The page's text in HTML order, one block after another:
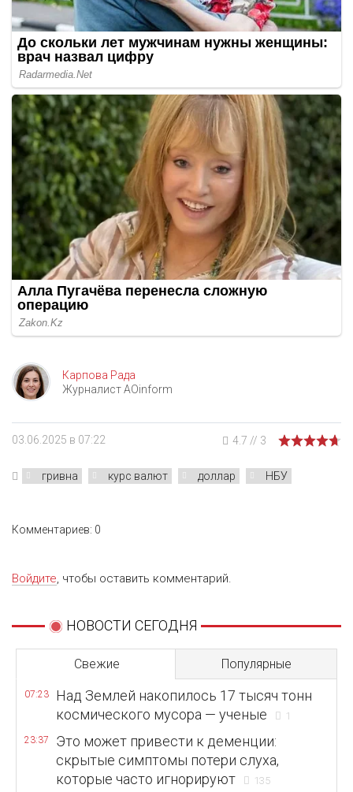
Карпова Рада
Журналист AOinform
03.06.2025 в 07:22 4.7 // 3
гривна курс валют доллар НБУ
Комментариев: 0
Войдите, чтобы оставить комментарий.
НОВОСТИ СЕГОДНЯ
Свежие Популярные
07:23
Над Землей накопилось 17 тысяч тонн
космического мусора — ученые
1
23:37
Это может привести к деменции:
скрытые симптомы потери слуха,
которые часто игнорируют
135